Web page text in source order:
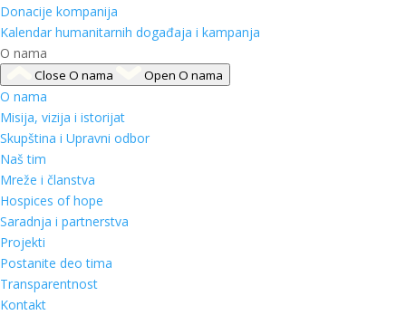
Donacije kompanija
Kalendar humanitarnih događaja i kampanja
O nama
Close O nama Open O nama
O nama
Misija, vizija i istorijat
Skupština i Upravni odbor
Naš tim
Mreže i članstva
Hospices of hope
Saradnja i partnerstva
Projekti
Postanite deo tima
Transparentnost
Kontakt